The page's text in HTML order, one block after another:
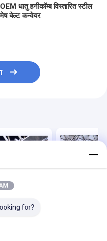
OEM धातु हनीकॉम्ब विस्तारित स्टील
मेष बेल्ट कन्वेयर
सर्पिल तार
for?